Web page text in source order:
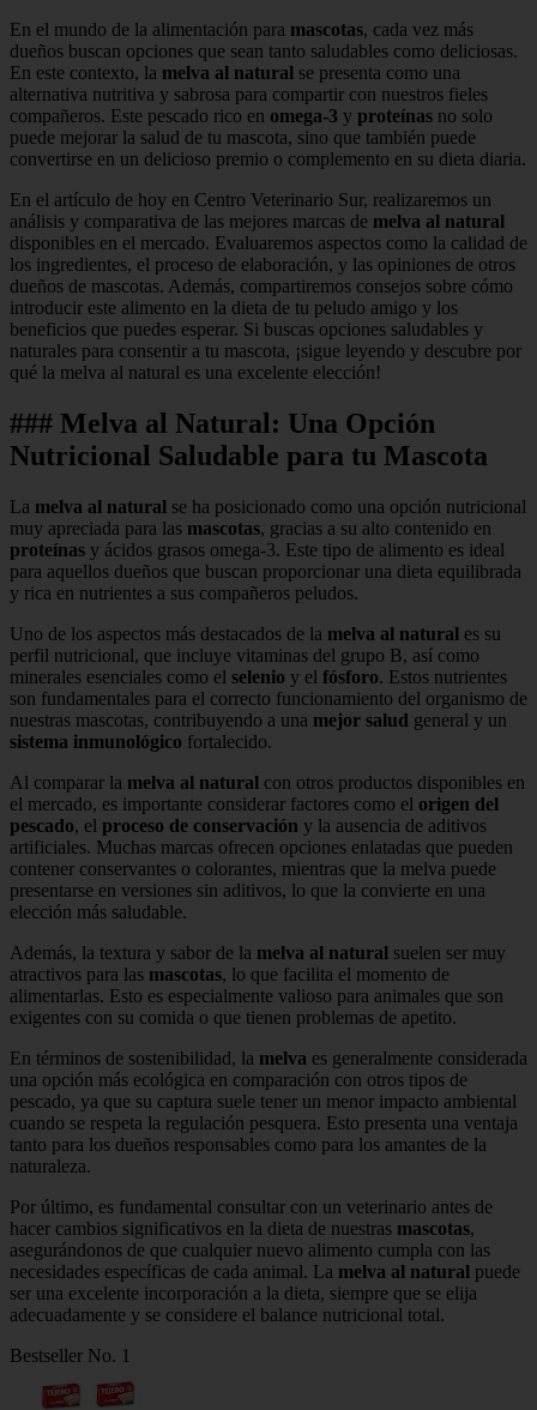
En el mundo de la alimentación para mascotas, cada vez más
dueños buscan opciones que sean tanto saludables como deliciosas.
En este contexto, la melva al natural se presenta como una
alternativa nutritiva y sabrosa para compartir con nuestros fieles
compañeros. Este pescado rico en omega-3 y proteínas no solo
puede mejorar la salud de tu mascota, sino que también puede
convertirse en un delicioso premio o complemento en su dieta diaria.
En el artículo de hoy en Centro Veterinario Sur, realizaremos un
análisis y comparativa de las mejores marcas de melva al natural
disponibles en el mercado. Evaluaremos aspectos como la calidad de
los ingredientes, el proceso de elaboración, y las opiniones de otros
dueños de mascotas. Además, compartiremos consejos sobre cómo
introducir este alimento en la dieta de tu peludo amigo y los
beneficios que puedes esperar. Si buscas opciones saludables y
naturales para consentir a tu mascota, ¡sigue leyendo y descubre por
qué la melva al natural es una excelente elección!
### Melva al Natural: Una Opción
Nutricional Saludable para tu Mascota
La melva al natural se ha posicionado como una opción nutricional
muy apreciada para las mascotas, gracias a su alto contenido en
proteínas y ácidos grasos omega-3. Este tipo de alimento es ideal
para aquellos dueños que buscan proporcionar una dieta equilibrada
y rica en nutrientes a sus compañeros peludos.
Uno de los aspectos más destacados de la melva al natural es su
perfil nutricional, que incluye vitaminas del grupo B, así como
minerales esenciales como el selenio y el fósforo. Estos nutrientes
son fundamentales para el correcto funcionamiento del organismo de
nuestras mascotas, contribuyendo a una mejor salud general y un
sistema inmunológico fortalecido.
Al comparar la melva al natural con otros productos disponibles en
el mercado, es importante considerar factores como el origen del
pescado, el proceso de conservación y la ausencia de aditivos
artificiales. Muchas marcas ofrecen opciones enlatadas que pueden
contener conservantes o colorantes, mientras que la melva puede
presentarse en versiones sin aditivos, lo que la convierte en una
elección más saludable.
Además, la textura y sabor de la melva al natural suelen ser muy
atractivos para las mascotas, lo que facilita el momento de
alimentarlas. Esto es especialmente valioso para animales que son
exigentes con su comida o que tienen problemas de apetito.
En términos de sostenibilidad, la melva es generalmente considerada
una opción más ecológica en comparación con otros tipos de
pescado, ya que su captura suele tener un menor impacto ambiental
cuando se respeta la regulación pesquera. Esto presenta una ventaja
tanto para los dueños responsables como para los amantes de la
naturaleza.
Por último, es fundamental consultar con un veterinario antes de
hacer cambios significativos en la dieta de nuestras mascotas,
asegurándonos de que cualquier nuevo alimento cumpla con las
necesidades específicas de cada animal. La melva al natural puede
ser una excelente incorporación a la dieta, siempre que se elija
adecuadamente y se considere el balance nutricional total.
Bestseller No. 1